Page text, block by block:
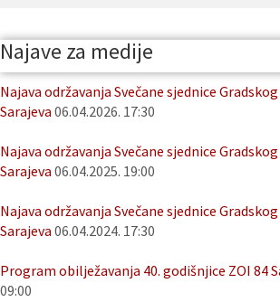
Najave za medije
Najava održavanja Svečane sjednice
Sarajeva 06.04.2026. 17:30
Najava održavanja Svečane sjednice
Sarajeva 06.04.2025. 19:00
Najava održavanja Svečane sjednice
Sarajeva 06.04.2024. 17:30
Program obilježavanja 40. godišnjice ZOI 84
09:00